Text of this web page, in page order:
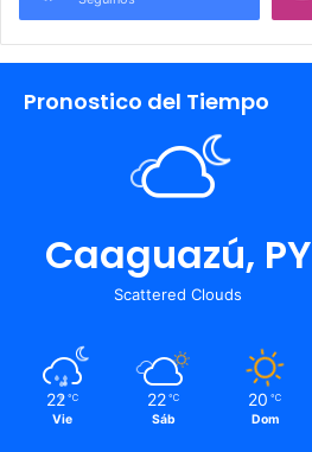
Pronostico del Tiempo
Caaguazú, PY
Scattered Clouds
22 ℃
Vie
22 ℃
Sáb
20 ℃
Dom